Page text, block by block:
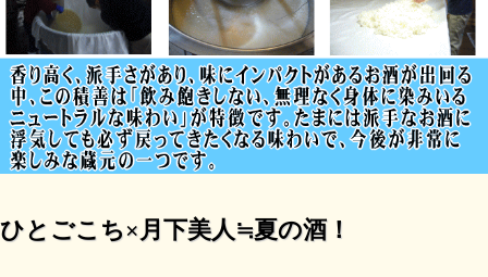
ひとごこち×月下美人≒夏の酒！